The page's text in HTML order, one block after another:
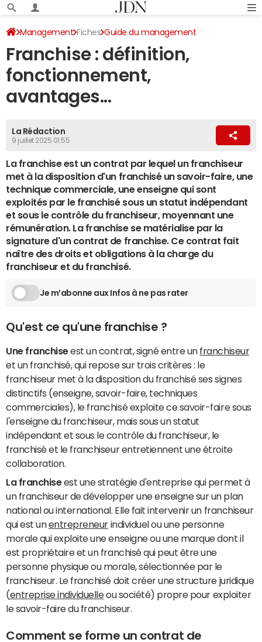
Management Fiches Guide du management
Création d'entreprise
Franchise : définition,
fonctionnement,
avantages...
La Rédaction
9 juillet 2025 01:55
La franchise est un contrat par lequel un franchiseur
met à la disposition d'un franchisé un savoir-faire, une
technique commerciale, une enseigne qui sont
exploités par le franchisé sous un statut indépendant
et sous le contrôle du franchiseur, moyennant une
rémunération. La franchise se matérialise par la
signature d'un contrat de franchise. Ce contrat fait
naître des droits et obligations à la charge du
franchiseur et du franchisé.
Je m’abonne aux Infos à ne pas rater
Qu'est ce qu'une franchise ?
Une franchiseest un contrat, signé entre un franchiseur
et un franchisé, qui repose sur trois critères : le
franchiseur met à la disposition du franchisé ses signes
distinctifs (enseigne, savoir-faire, techniques
commerciales), le franchisé exploite ce savoir-faire sous
l'enseigne du franchiseur, mais sous un statut
indépendant et sous le contrôle du franchiseur, le
franchisé et le franchiseur entretiennent une étroite
collaboration.
La franchiseest une stratégie d'entreprise qui permet à
un franchiseur de développer une enseigne sur un plan
national ou international. Elle fait intervenir un franchiseur
qui est unentrepreneurindividuel ou une personne
morale qui exploite une enseigne ou une marque dont il
est propriétaire et un franchisé qui peut être une
personne physique ou morale, sélectionnée par le
franchiseur. Le franchisé doit créer une structure juridique
(entreprise individuelleou société) propre pour exploiter
le savoir-faire du franchiseur.
Comment se forme un contrat de